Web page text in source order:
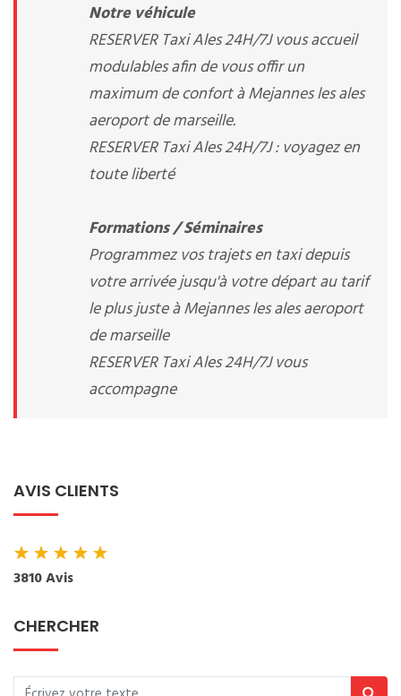
Notre véhicule
RESERVER Taxi Ales 24H/7J vous accueil
modulables afin de vous offir un
maximum de confort à Mejannes les ales
aeroport de marseille.
RESERVER Taxi Ales 24H/7J : voyagez en
toute liberté
Formations / Séminaires
Programmez vos trajets en taxi depuis
votre arrivée jusqu'à votre départ au tarif
le plus juste à Mejannes les ales aeroport
de marseille
RESERVER Taxi Ales 24H/7J vous
accompagne
AVIS CLIENTS
★★★★★
3810 Avis
CHERCHER